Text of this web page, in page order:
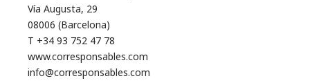
Vía Augusta, 29
08006 (Barcelona)
T +34 93 752 47 78
www.corresponsables.com
info@corresponsables.com